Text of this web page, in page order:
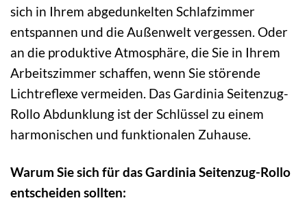
sich in Ihrem abgedunkelten Schlafzimmer
entspannen und die Außenwelt vergessen. Oder
an die produktive Atmosphäre, die Sie in Ihrem
Arbeitszimmer schaffen, wenn Sie störende
Lichtreflexe vermeiden. Das Gardinia Seitenzug-
Rollo Abdunklung ist der Schlüssel zu einem
harmonischen und funktionalen Zuhause.
Warum Sie sich für das Gardinia Seitenzug-Rollo
entscheiden sollten: